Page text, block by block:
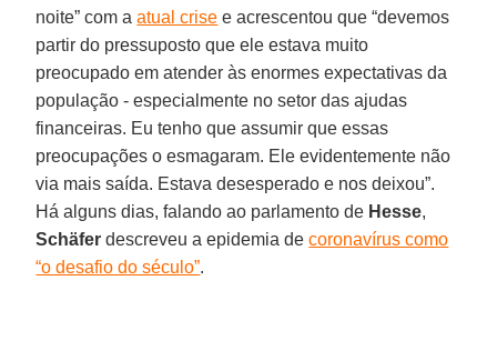
noite” com aatual crise e acrescentou que “devemos
partir do pressuposto que ele estava muito
preocupado em atender às enormes expectativas da
população - especialmente no setor das ajudas
financeiras. Eu tenho que assumir que essas
preocupações o esmagaram. Ele evidentemente não
via mais saída. Estava desesperado e nos deixou”.
Há alguns dias, falando ao parlamento de Hesse,
Schäfer descreveu a epidemia de coronavírus como
“o desafio do século”.